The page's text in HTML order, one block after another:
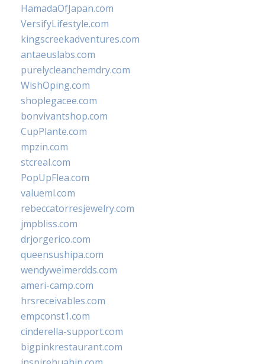
HamadaOfJapan.com
VersifyLifestyle.com
kingscreekadventures.com
antaeuslabs.com
purelycleanchemdry.com
WishOping.com
shoplegacee.com
bonvivantshop.com
CupPlante.com
mpzin.com
stcreal.com
PopUpFlea.com
valueml.com
rebeccatorresjewelry.com
jmpbliss.com
drjorgerico.com
queensushipa.com
wendyweimerdds.com
ameri-camp.com
hrsreceivables.com
empconst1.com
cinderella-support.com
bigpinkrestaurant.com